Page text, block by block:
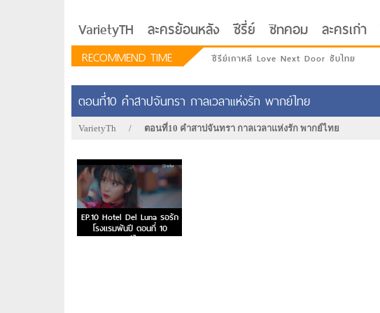
VarietyTH ละครย้อนหลัง ซีรี่ย์ ซิทคอม ละครเก่า
RECOMMEND TIME ซีรีย์เกาหลี Love Next Door ซับไทย
ตอนที่10 คำสาปจันทรา กาลเวลาแห่งรัก พากย์ไทย
VarietyTh / ตอนที่10 คำสาปจันทรา กาลเวลาแห่งรัก พากย์ไทย
EP.10 Hotel Del Luna รอรัก
โรงแรมพันปี ตอนที่ 10
พากย์ไทย